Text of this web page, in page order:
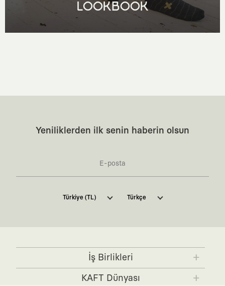
LOOKBOOK
İş Birlikleri
KAFT x FUJIFILM
KAFT Dünyası
Yeniliklerden ilk senin haberin olsun
Kaft Tasarım Tekstil Sanayi ve Ticaret Anonim
ulaşabilirsiniz.
Türkiye (TL) Türkçe